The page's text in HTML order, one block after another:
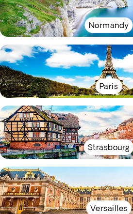
Normandy
Paris
Strasbourg
Versailles